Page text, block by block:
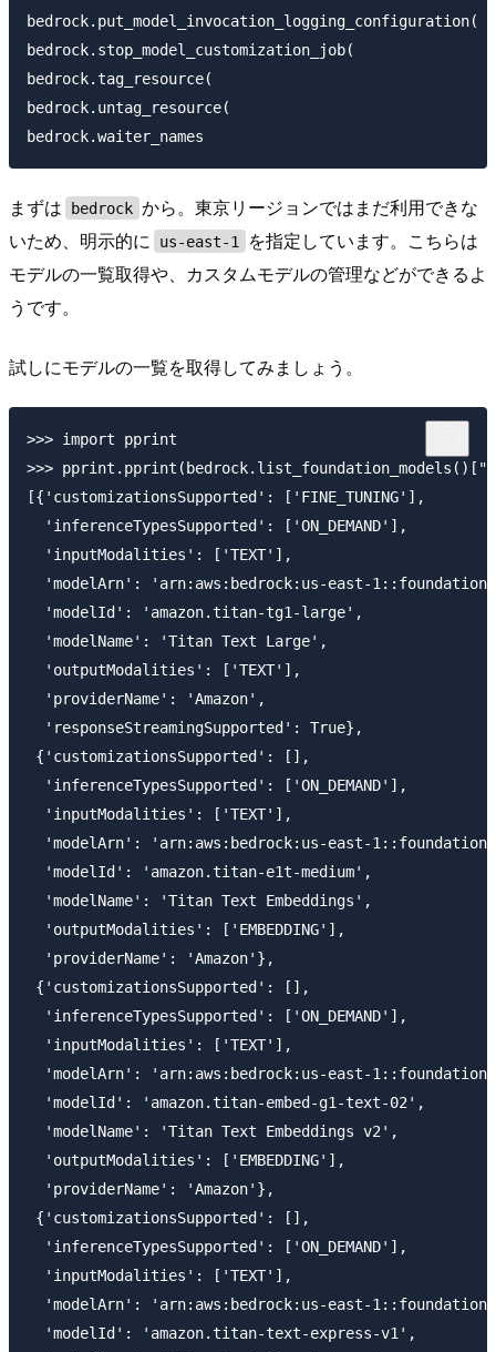
bedrock.put_model_invocation_logging_configuration(
bedrock.stop_model_customization_job(
bedrock.tag_resource(
bedrock.untag_resource(
まずは bedrock から。東京リージョンではまだ利用できな
いため、明示的に
us-east-1
を指定しています。こちらは
モデルの一覧取得や、カスタムモデルの管理などができるよ
うです。
試しにモデルの一覧を取得してみましょう。
>>> import pprint
>>>
[{'customizationsSupported': ['FINE_TUNING'],
  'inferenceTypesSupported': ['ON_DEMAND'],
  'inputModalities': ['TEXT'],
'modelArn': 'arn:aws:bedrock:us-east-
  'modelId': 'amazon.titan-tg1-large',
  'modelName': 'Titan Text Large',
  'outputModalities': ['TEXT'],
  'providerName': 'Amazon',
  'responseStreamingSupported': True},
{'customizationsSupported': [],
  'inferenceTypesSupported': ['ON_DEMAND'],
  'inputModalities': ['TEXT'],
'modelArn': 'arn:aws:bedrock:us-east-
  'modelId': 'amazon.titan-e1t-medium',
  'modelName': 'Titan Text Embeddings',
  'outputModalities': ['EMBEDDING'],
  'providerName': 'Amazon'},
{'customizationsSupported': [],
  'inferenceTypesSupported': ['ON_DEMAND'],
  'inputModalities': ['TEXT'],
'modelArn': 'arn:aws:bedrock:us-east-
  'modelId': 'amazon.titan-embed-g1-text-02',
  'modelName': 'Titan Text Embeddings v2',
  'outputModalities': ['EMBEDDING'],
  'providerName': 'Amazon'},
{'customizationsSupported': [],
  'inferenceTypesSupported': ['ON_DEMAND'],
  'inputModalities': ['TEXT'],
'modelArn': 'arn:aws:bedrock:us-east-
  'modelId': 'amazon.titan-text-express-v1',